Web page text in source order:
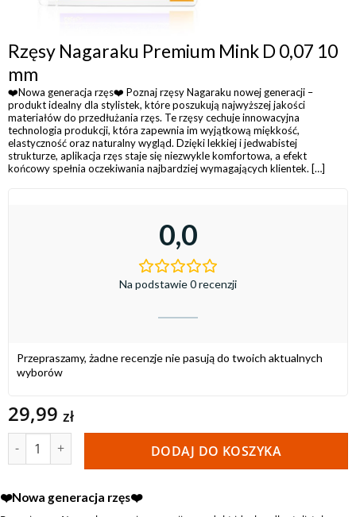
Rzęsy Nagaraku Premium Mink D 0,07 10
mm
❤️Nowa generacja rzęs❤️ Poznaj rzęsy Nagaraku nowej generacji –
produkt idealny dla stylistek, które poszukują najwyższej jakości
materiałów do przedłużania rzęs. Te rzęsy cechuje innowacyjna
technologia produkcji, która zapewnia im wyjątkową miękkość,
elastyczność oraz naturalny wygląd. Dzięki lekkiej i jedwabistej
strukturze, aplikacja rzęs staje się niezwykle komfortowa, a efekt
końcowy spełnia oczekiwania najbardziej wymagających klientek. […]
0,0
Na podstawie 0 recenzji
Przepraszamy, żadne recenzje nie pasują do twoich aktualnych
wyborów
29,99 zł
ilość Rzęsy Nagaraku Premium Mink D 0,07 10 mm
DODAJ DO KOSZYKA
❤️Nowa generacja rzęs❤️